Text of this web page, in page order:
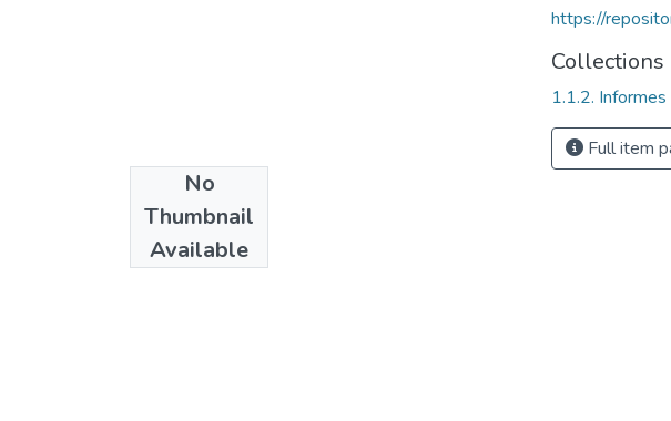
No
Thumbnail
Available
2005
https://
Collections
1.1.2. Informes
Full item